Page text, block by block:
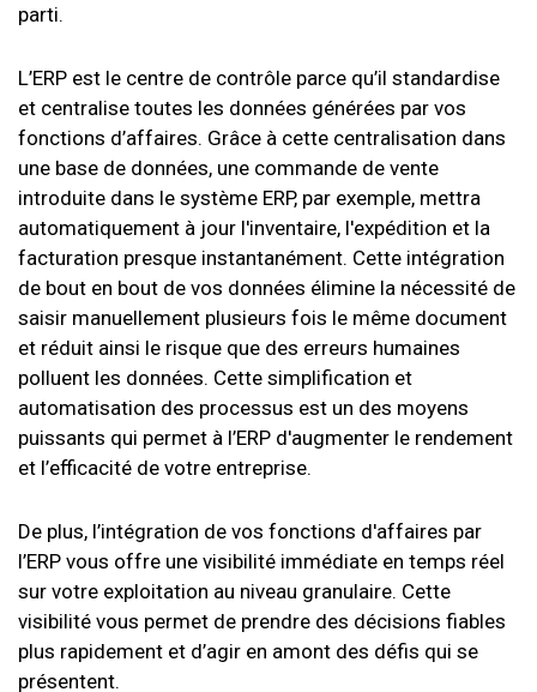
parti.
L’ERP est le centre de contrôle parce qu’il standardise
et centralise toutes les données générées par vos
fonctions d’affaires. Grâce à cette centralisation dans
une base de données, une commande de vente
introduite dans le système ERP, par exemple, mettra
automatiquement à jour l'inventaire, l'expédition et la
facturation presque instantanément. Cette intégration
de bout en bout de vos données élimine la nécessité de
saisir manuellement plusieurs fois le même document
et réduit ainsi le risque que des erreurs humaines
polluent les données. Cette simplification et
automatisation des processus est un des moyens
puissants qui permet à l’ERP d'augmenter le rendement
et l’efficacité de votre entreprise.
De plus, l’intégration de vos fonctions d'affaires par
l’ERP vous offre une visibilité immédiate en temps réel
sur votre exploitation au niveau granulaire. Cette
visibilité vous permet de prendre des décisions fiables
plus rapidement et d’agir en amont des défis qui se
présentent.